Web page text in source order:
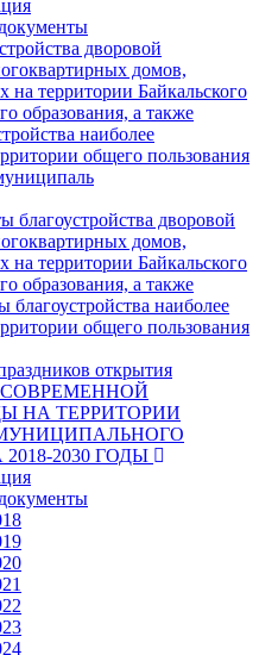
дворовой
домов,
на территории Байкальского
образования, а также
наиболее
общего пользования
благоустройства дворовой
домов,
на территории Байкальского
образования, а также
благоустройства наиболее
общего пользования
открытия
НА ТЕРРИТОРИИ
2030 ГОДЫ